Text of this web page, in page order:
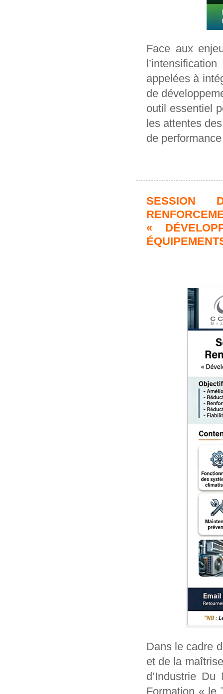
Face aux
appelées à
de
outil essentiel
les attentes
de
SESSION
«
Dans le cadre
et de la
d’Industrie
Formation « le